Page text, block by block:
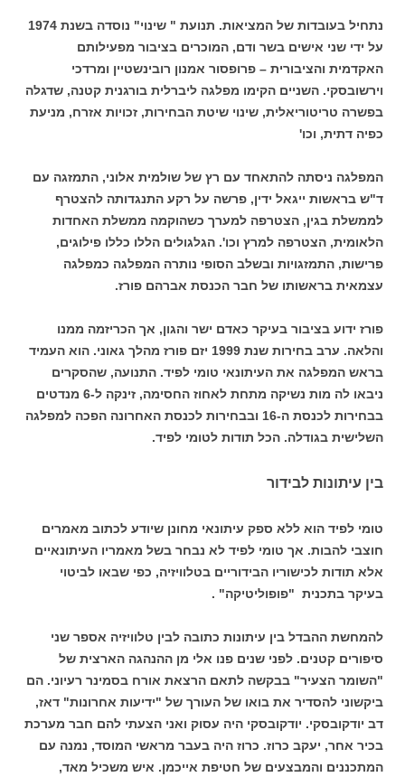
נתחיל בעובדות של המציאות. תנועת " שינוי" נוסדה בשנת 1974
על ידי שני אישים בשר ודם, המוכרים בציבור מפעילותם
האקדמית והציבורית – פרופסור אמנון רובינשטיין ומרדכי
וירשובסקי. השניים הקימו מפלגה ליברלית בורגנית קטנה, שדגלה
בפשרה טריטוריאלית, שינוי שיטת הבחירות, זכויות אזרח, מניעת
כפיה דתית, וכו'
המפלגה ניסתה להתאחד עם רץ של שולמית אלוני, התמזגה עם
ד"ש בראשות ייגאל ידין, פרשה על רקע התנגדותה להצטרף
לממשלת בגין, הצטרפה למערך כשהוקמה ממשלת האחדות
הלאומית, הצטרפה למרץ וכו'. הגלגולים הללו כללו פילוגים,
פרישות, התמזגויות ובשלב הסופי נותרה המפלגה כמפלגה
עצמאית בראשותו של חבר הכנסת אברהם פורז.
פורז ידוע בציבור בעיקר כאדם ישר והגון, אך הכריזמה ממנו
והלאה. ערב בחירות שנת 1999 יזם פורז מהלך גאוני. הוא העמיד
בראש המפלגה את העיתונאי טומי לפיד. התנועה, שהסקרים
ניבאו לה מות נשיקה מתחת לאחוז החסימה, זינקה ל-6 מנדטים
בבחירות לכנסת ה-16 ובבחירות לכנסת האחרונה הפכה למפלגה
השלישית בגודלה. הכל תודות לטומי לפיד.
בין עיתונות לבידור
טומי לפיד הוא ללא ספק עיתונאי מחונן שיודע לכתוב מאמרים
חוצבי להבות. אך טומי לפיד לא נבחר בשל מאמריו העיתונאיים
אלא תודות לכישוריו הבידוריים בטלוויזיה, כפי שבאו לביטוי
בעיקר בתכנית "פופוליטיקה" .
להמחשת ההבדל בין עיתונות כתובה לבין טלוויזיה אספר שני
סיפורים קטנים. לפני שנים פנו אלי מן ההנהגה הארצית של
"השומר הצעיר" בבקשה לתאם הרצאת אורח בסמינר רעיוני. הם
ביקשוני להסדיר את בואו של העורך של "ידיעות אחרונות" דאז,
דב יודקובסקי. יודקובסקי היה עסוק ואני הצעתי להם חבר מערכת
בכיר אחר, יעקב כרוז. כרוז היה בעבר מראשי המוסד, נמנה עם
המתכננים והמבצעים של חטיפת אייכמן. איש משכיל מאד,